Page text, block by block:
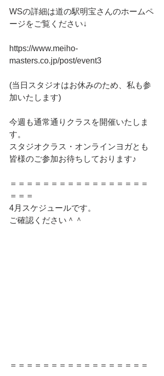
WSの詳細は道の駅明宝さんのホームペ
ージをご覧ください↓
https://www.meiho-
masters.co.jp/post/event3
(当日スタジオはお休みのため、私も参
加いたします)
今週も通常通りクラスを開催いたしま
す。
スタジオクラス・オンラインヨガとも
皆様のご参加お待ちしております♪
＝＝＝＝＝＝＝＝＝＝＝＝＝＝＝＝＝
＝＝＝
4月スケジュールです。
ご確認ください＾＾
＝＝＝＝＝＝＝＝＝＝＝＝＝＝＝＝＝